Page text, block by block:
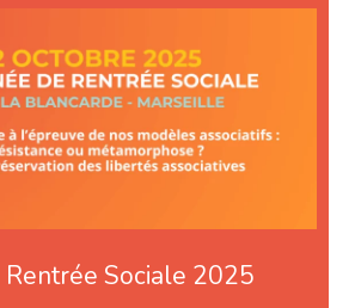
Rentrée Sociale 2025